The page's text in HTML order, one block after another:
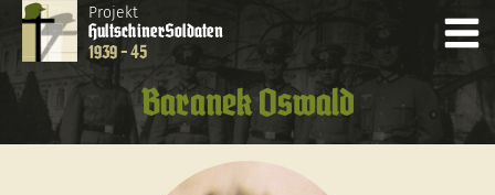
Projekt
HultschinerSoldaten
1939 - 45
Baranek Oswald